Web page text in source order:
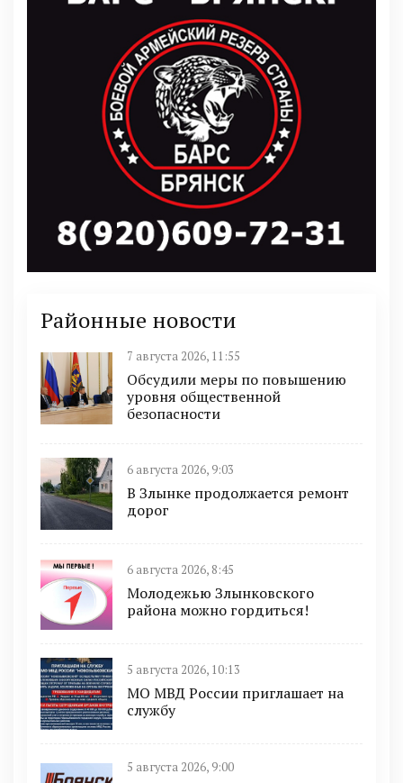
Районные новости
7 августа 2026, 11:55
Обсудили меры по повышению
уровня общественной
безопасности
6 августа 2026, 9:03
В Злынке продолжается ремонт
дорог
6 августа 2026, 8:45
Молодежью Злынковского
района можно гордиться!
5 августа 2026, 10:13
МО МВД России приглашает на
службу
5 августа 2026, 9:00